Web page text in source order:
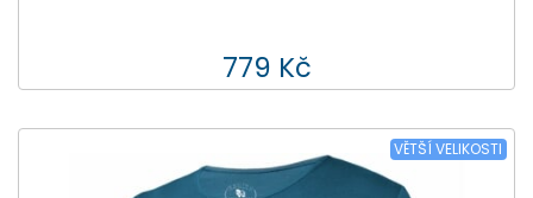
779 Kč
VĚTŠÍ VELIKOSTI